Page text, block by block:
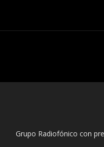
Grupo Radiofónico con